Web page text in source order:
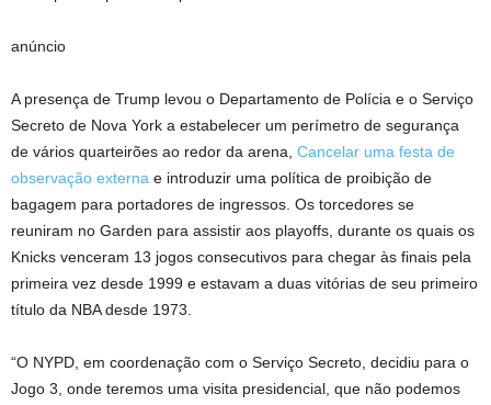
anúncio
A presença de Trump levou o Departamento de Polícia e o Serviço
Secreto de Nova York a estabelecer um perímetro de segurança
de vários quarteirões ao redor da arena, Cancelar uma festa de
observação externa e introduzir uma política de proibição de
bagagem para portadores de ingressos. Os torcedores se
reuniram no Garden para assistir aos playoffs, durante os quais os
Knicks venceram 13 jogos consecutivos para chegar às finais pela
primeira vez desde 1999 e estavam a duas vitórias de seu primeiro
título da NBA desde 1973.
“O NYPD, em coordenação com o Serviço Secreto, decidiu para o
Jogo 3, onde teremos uma visita presidencial, que não podemos